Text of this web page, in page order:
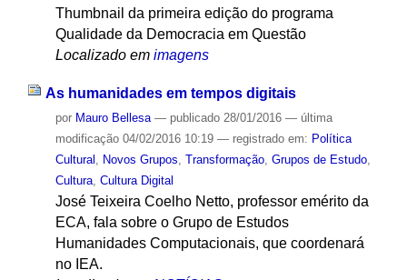
Thumbnail da primeira edição do programa
Qualidade da Democracia em Questão
Localizado em imagens
As humanidades em tempos digitais
por Mauro Bellesa — publicado28/01/2016 — última
modificação04/02/2016 10:19 — registrado em: Política
Cultural , Novos Grupos, Transformação, Grupos de Estudo,
Cultura, Cultura Digital
José Teixeira Coelho Netto, professor emérito da
ECA, fala sobre o Grupo de Estudos
Humanidades Computacionais, que coordenará
no IEA.